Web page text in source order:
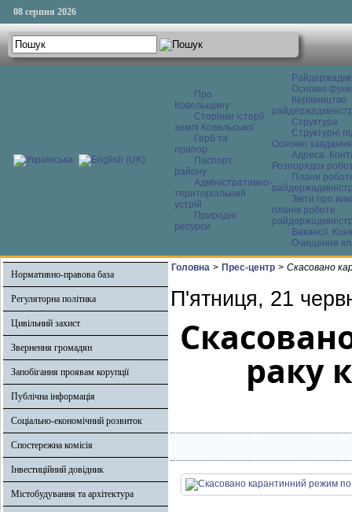
08 серпня 2026
Про
Ковельщину
Сторінки історії
землі Ковельської
Герб та
прапор
Паспорт
району
Адміністративно-
територіальний
устрій
Природні
ресурси
Основні
Керівництво
Структура
Структурні
Основні завдання
Адреса.
Розпорядок
Плани
Звіти про
планів роботи
Вакансії.
Очищення
Нормативно-правова база
Регуляторна політика
Цивільний захист
Звернення громадян
Запобігання проявам корупції
Публічна інформація
Соціально-економічний розвиток
Спостережна комісія
Інвестиційний довідник
Містобудування та архітектура
Головна > Прес-центр > Скасовано
П'ятниця, 21
раку